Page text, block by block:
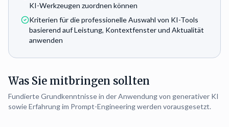
KI-Werkzeugen zuordnen können
Kriterien für die professionelle Auswahl von KI-Tools
basierend auf Leistung, Kontextfenster und Aktualität
anwenden
Was Sie mitbringen sollten
Fundierte Grundkenntnisse in der Anwendung von generativer KI
sowie Erfahrung im Prompt-Engineering werden vorausgesetzt.